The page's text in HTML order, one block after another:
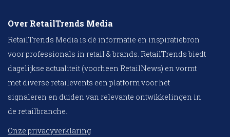
Over RetailTrends Media
RetailTrends Media is dé informatie en inspiratiebron
voor professionals in retail & brands. RetailTrends biedt
dagelijkse actualiteit (voorheen RetailNews) en vormt
met diverse retailevents een platform voor het
signaleren en duiden van relevante ontwikkelingen in
de retailbranche.
Onze privacyverklaring